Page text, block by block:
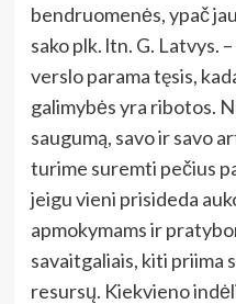
bendruomenės, ypač
sako plk. ltn. G. Latvys.
verslo parama tęsis,
galimybės yra ribotos.
saugumą, savo ir savo
turime suremti pečius
jeigu vieni prisideda
apmokymams ir
savaitgaliais, kiti priima
resursų. Kiekvieno